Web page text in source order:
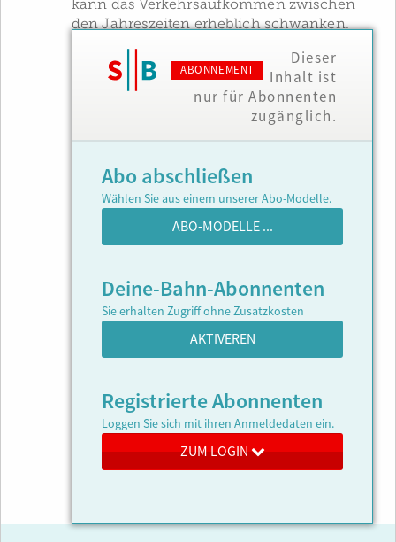
kann das Verkehrsaufkommen zwischen
den Jahreszeiten erheblich schwanken.
ABONNEMENT
Dieser
Inhalt ist
nur für Abonnenten
zugänglich.
Abo abschließen
Wählen Sie aus einem unserer Abo-Modelle.
ABO-MODELLE ...
Deine-Bahn-Abonnenten
Sie erhalten Zugriff ohne Zusatzkosten
AKTIVEREN
Registrierte Abonnenten
Loggen Sie sich mit ihren Anmeldedaten ein.
ZUM LOGIN